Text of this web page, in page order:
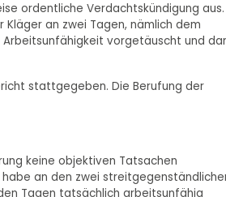
ordentliche Verdachtskündigung aus.
an zwei Tagen, nämlich dem
Arbeitsunfähigkeit vorgetäuscht und
stattgegeben. Die Berufung der
keine objektiven Tatsachen
an den zwei
Tagen tatsächlich arbeitsunfähig